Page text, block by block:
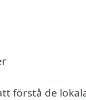
förstå de